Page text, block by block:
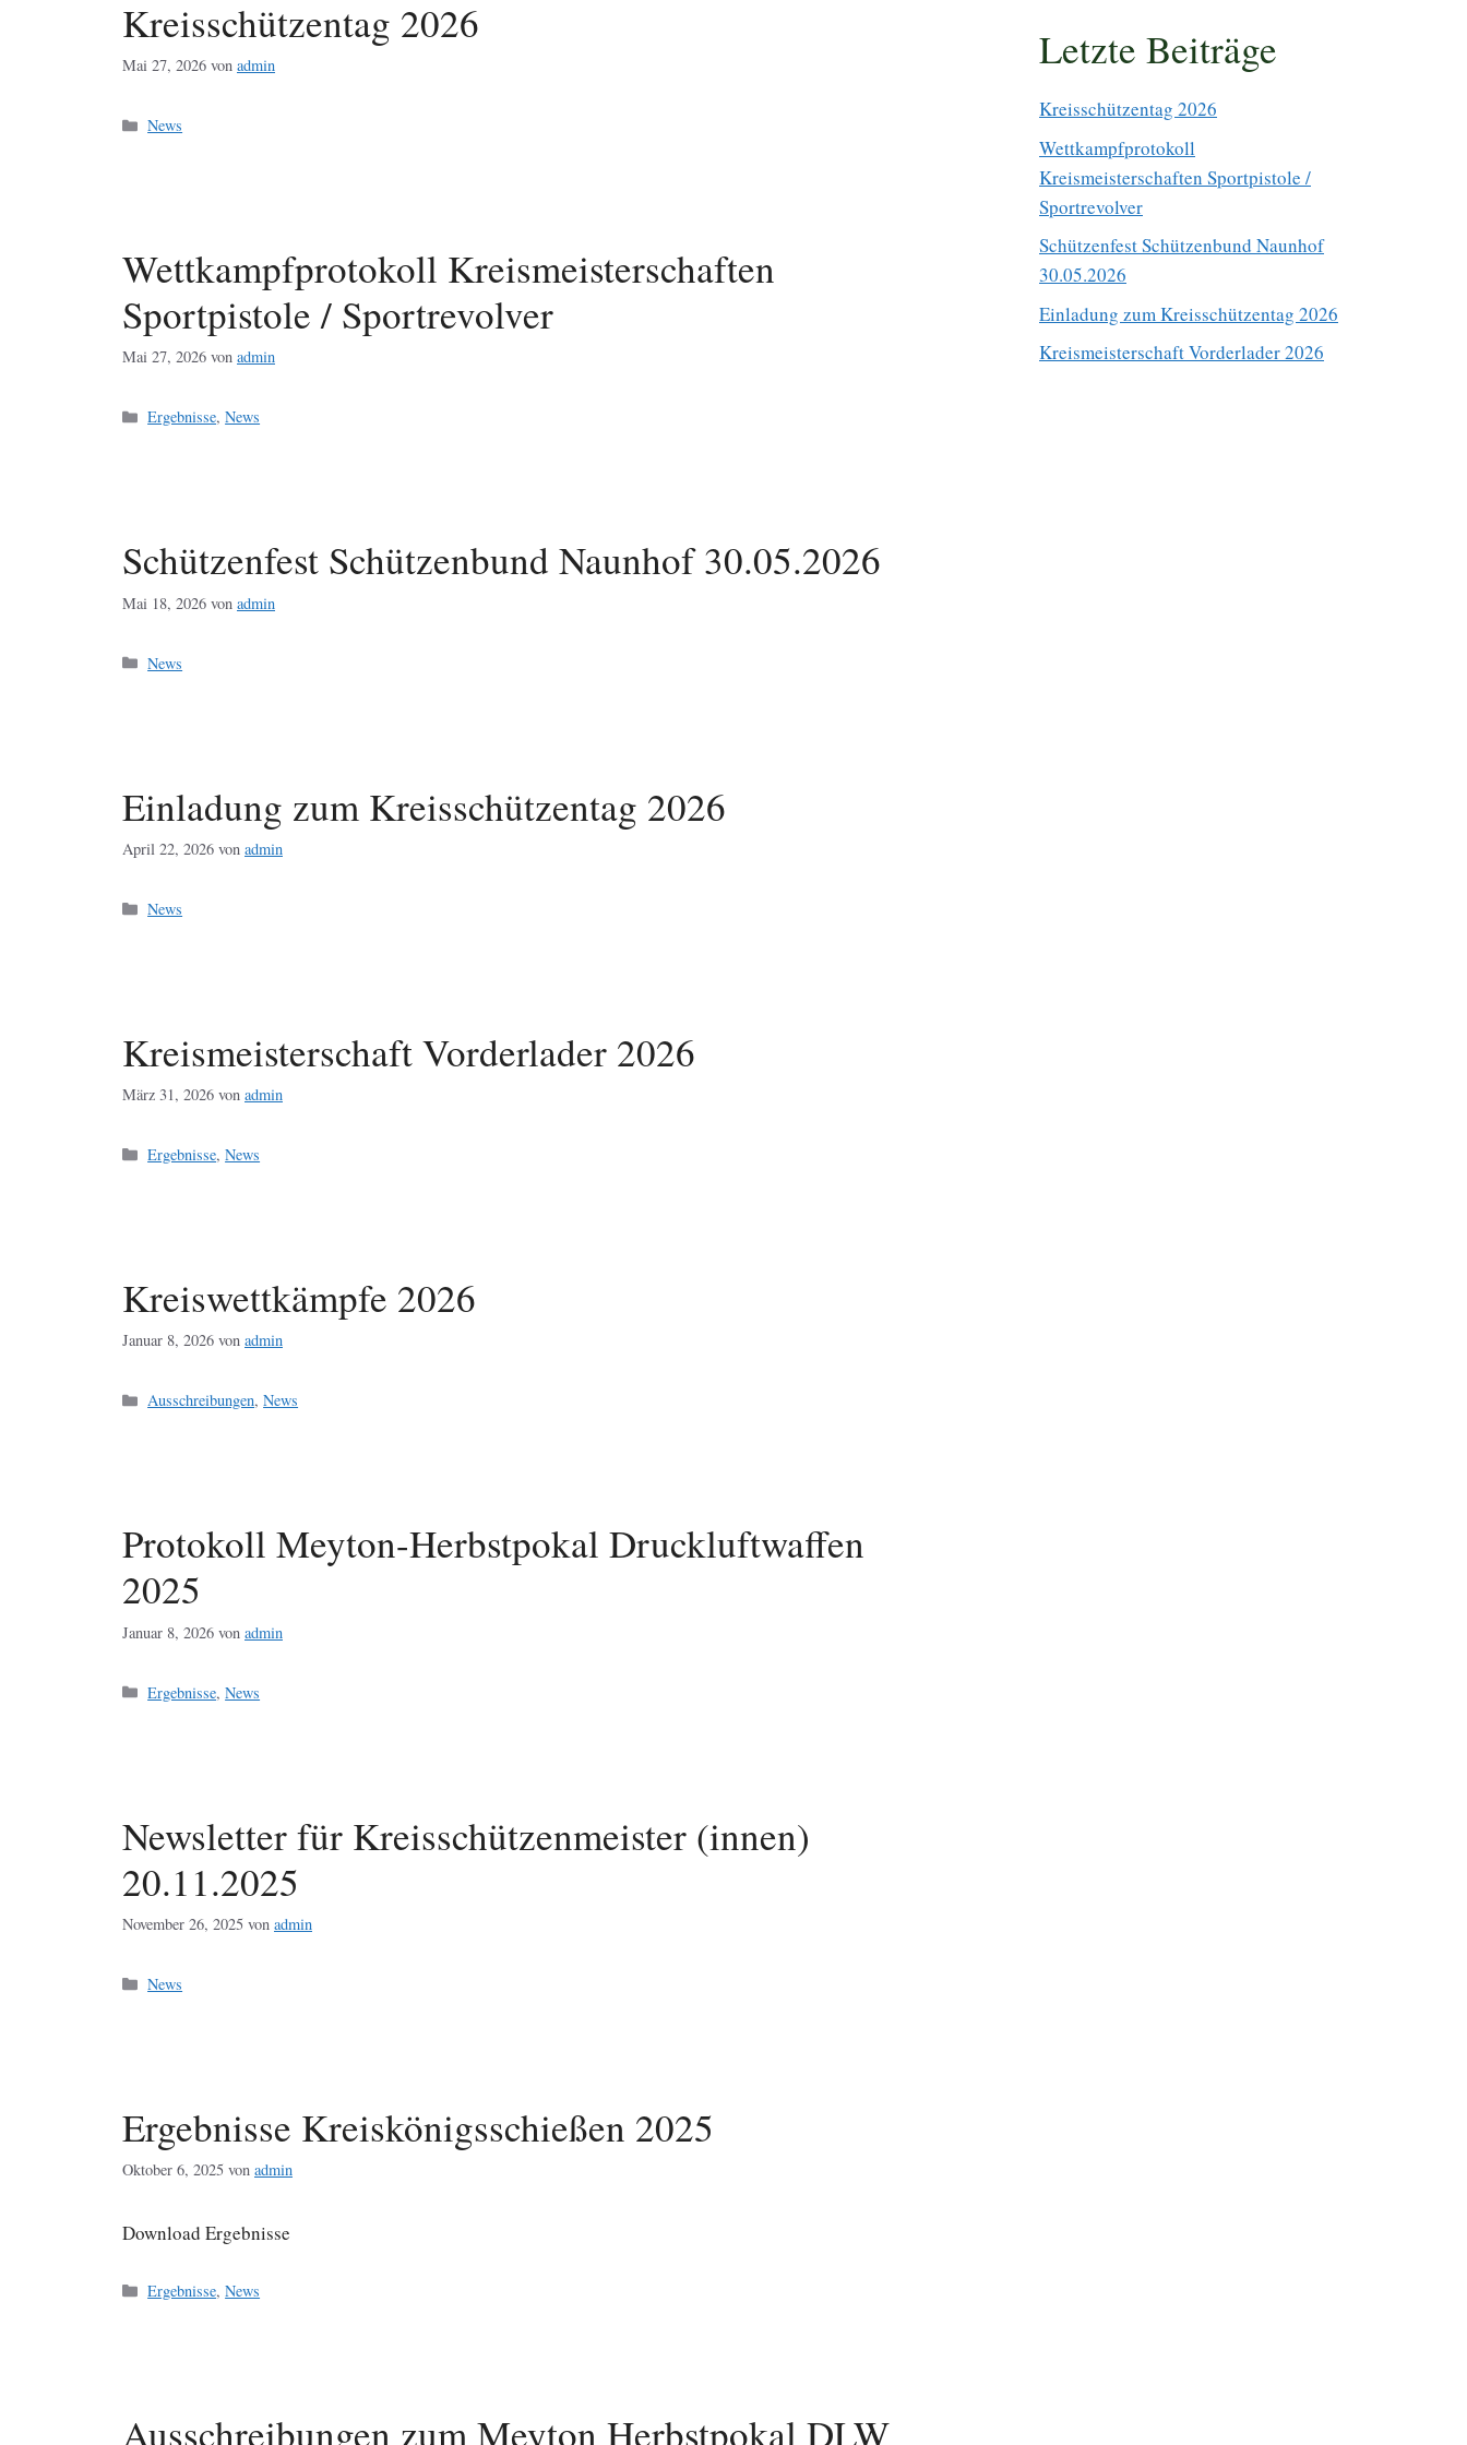
Kreisschützentag 2026
Mai 27, 2026 von admin
Kategorien
News
Wettkampfprotokoll Kreismeisterschaften
Sportpistole / Sportrevolver
Mai 27, 2026 von admin
Kategorien
Ergebnisse,News
Schützenfest Schützenbund Naunhof 30.05.2026
Mai 18, 2026 von admin
Kategorien
News
Einladung zum Kreisschützentag 2026
April 22, 2026 von admin
Kategorien
News
Kreismeisterschaft Vorderlader 2026
März 31, 2026 von admin
Kategorien
Ergebnisse,News
Kreiswettkämpfe 2026
Januar 8, 2026 von admin
Kategorien
Ausschreibungen,News
Protokoll Meyton-Herbstpokal Druckluftwaffen
2025
Januar 8, 2026 von admin
Kategorien
Ergebnisse,News
Newsletter für Kreisschützenmeister (innen)
20.11.2025
November 26, 2025 von admin
Kategorien
News
Ergebnisse Kreiskönigsschießen 2025
Oktober 6, 2025 von admin
Download Ergebnisse
Kategorien
Ergebnisse,News
Ausschreibungen zum Meyton Herbstpokal DLW
Letzte Beiträge
Kreisschützentag 2026
Wettkampfprotokoll
Kreismeisterschaften Sportpistole /
Sportrevolver
Schützenfest Schützenbund Naunhof
30.05.2026
Einladung zum Kreisschützentag 2026
Kreismeisterschaft Vorderlader 2026